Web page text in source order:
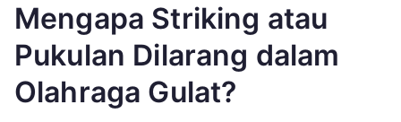
Mengapa Striking atau
Pukulan Dilarang dalam
Olahraga Gulat?